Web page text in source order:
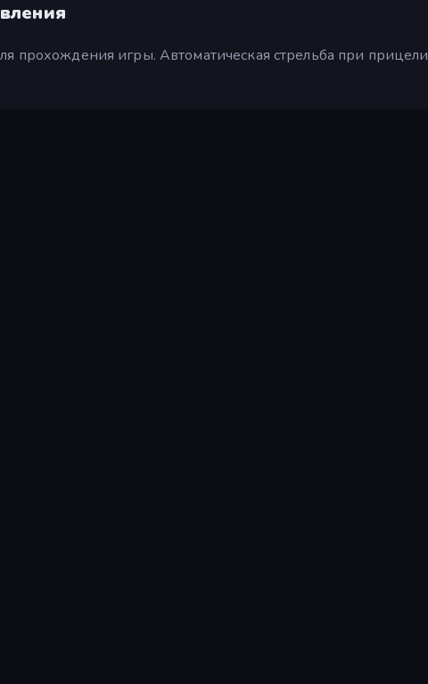
прохождения игры. Автоматическая стрельба при